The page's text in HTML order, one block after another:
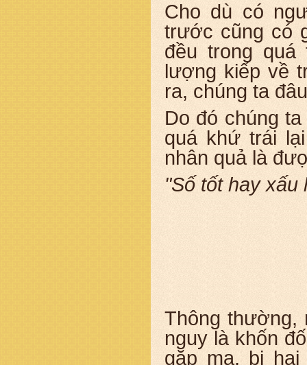
Cho dù có
trước cũng có
đều trong
lượng kiếp về
ra, chúng ta
Do đó chúng
quá khứ trái
nhân quả là
"Số tốt hay
Thông thường,
nguy là khốn
gặp ma, bị